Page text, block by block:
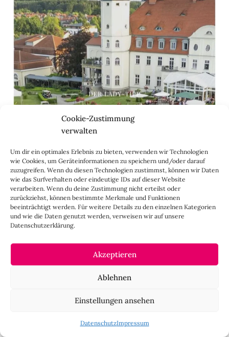
Cookie-Zustimmung
verwalten
Um dir ein optimales Erlebnis zu bieten, verwenden wir Technologien
wie Cookies, um Geräteinformationen zu speichern und/oder darauf
zuzugreifen. Wenn du diesen Technologien zustimmst, können wir Daten
wie das Surfverhalten oder eindeutige IDs auf dieser Website
verarbeiten. Wenn du deine Zustimmung nicht erteilst oder
zurückziehst, können bestimmte Merkmale und Funktionen
beeinträchtigt werden. Für weitere Details zu den einzelnen Kategorien
und wie die Daten genutzt werden, verweisen wir auf unsere
Datenschutzerklärung.
Akzeptieren
Ablehnen
Einstellungen ansehen
DatenschutzImpressum